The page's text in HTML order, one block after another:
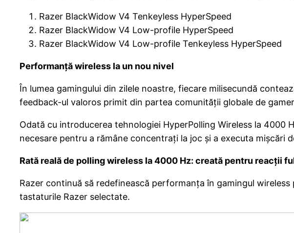
Razer BlackWidow V4 Tenkeyless HyperSpeed
Razer BlackWidow V4 Low-profile HyperSpeed
Razer BlackWidow V4 Low-profile Tenkeyless HyperSpeed
Performanță wireless la un nou nivel
În lumea gamingului din zilele noastre, fiecare milisecundă
feedback-ul valoros primit din partea comunității globale de
Odată cu introducerea tehnologiei HyperPolling Wireless la
necesare pentru a rămâne concentrați la joc și a executa mișcări
Rată reală de polling wireless la 4000 Hz: creată pentru reacții
Razer continuă să redefinească performanța în gamingul
tastaturile Razer selectate.